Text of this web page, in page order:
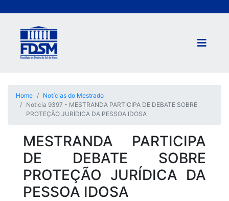
Home
Notícias do Mestrado
Noticia 9397 - MESTRANDA PARTICIPA DE DEBATE SOBRE
PROTEÇÃO JURÍDICA DA PESSOA IDOSA
MESTRANDA PARTICIPA
DE DEBATE SOBRE
PROTEÇÃO JURÍDICA DA
PESSOA IDOSA